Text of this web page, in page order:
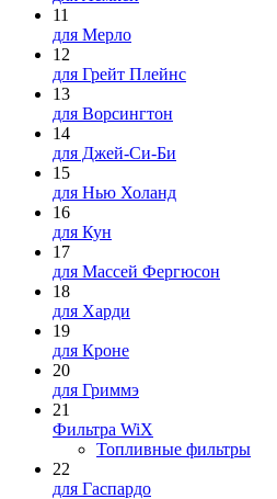
11
для Мерло
12
для Грейт Плейнс
13
для Ворсингтон
14
для Джей-Си-Би
15
для Нью Холанд
16
для Кун
17
для Массей Фергюсон
18
для Харди
19
для Кроне
20
для Гриммэ
21
Фильтра WiX
Топливные фильтры
22
для Гаспардо